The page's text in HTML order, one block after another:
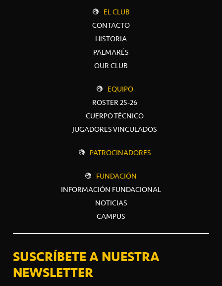
EL CLUB
CONTACTO
HISTORIA
PALMARÉS
OUR CLUB
EQUIPO
ROSTER 25-26
CUERPO TÉCNICO
JUGADORES VINCULADOS
PATROCINADORES
FUNDACIÓN
INFORMACIÓN FUNDACIONAL
NOTICIAS
CAMPUS
SUSCRÍBETE A NUESTRA
NEWSLETTER